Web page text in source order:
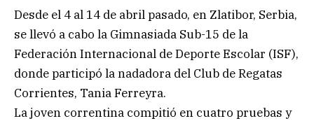
Desde el 4 al 14 de abril pasado, en Zlatibor, Serbia,
se llevó a cabo la Gimnasiada Sub-15 de la
Federación Internacional de Deporte Escolar (ISF),
donde participó la nadadora del Club de Regatas
Corrientes, Tania Ferreyra.
La joven correntina compitió en cuatro pruebas y